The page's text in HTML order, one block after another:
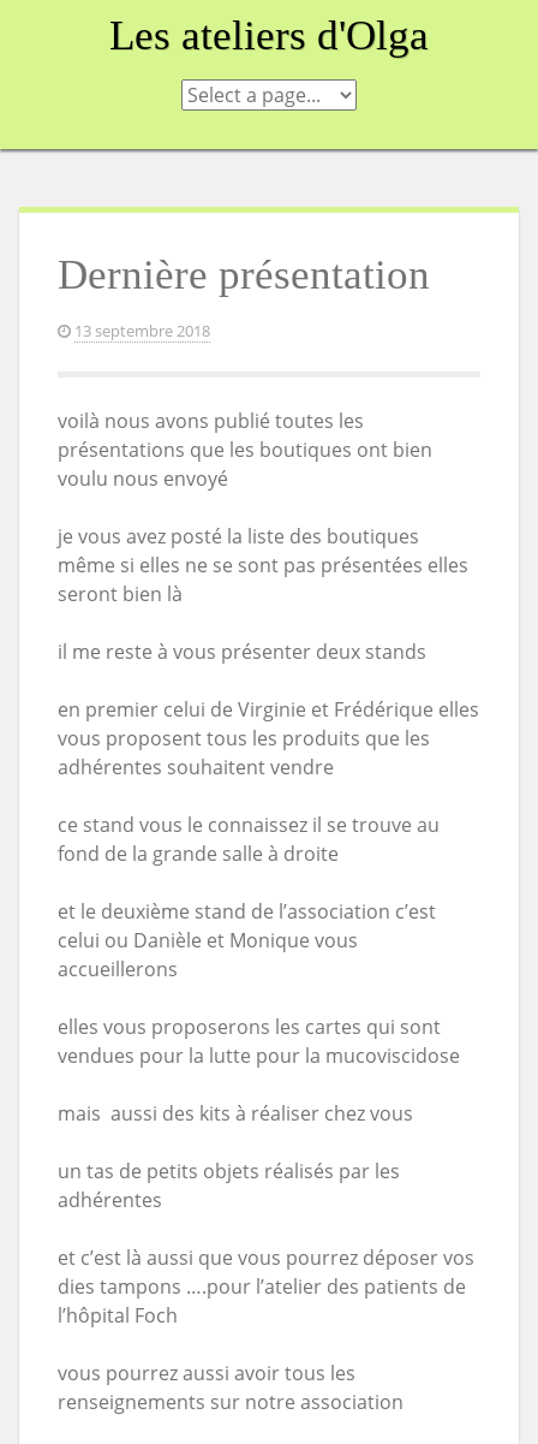
Les ateliers d'Olga
Dernière présentation
13 septembre 2018
voilà nous avons publié toutes les
présentations que les boutiques ont bien
voulu nous envoyé
je vous avez posté la liste des boutiques
même si elles ne se sont pas présentées elles
seront bien là
il me reste à vous présenter deux stands
en premier celui de Virginie et Frédérique elles
vous proposent tous les produits que les
adhérentes souhaitent vendre
ce stand vous le connaissez il se trouve au
fond de la grande salle à droite
et le deuxième stand de l’association c’est
celui ou Danièle et Monique vous
accueillerons
elles vous proposerons les cartes qui sont
vendues pour la lutte pour la mucoviscidose
mais aussi des kits à réaliser chez vous
un tas de petits objets réalisés par les
adhérentes
et c’est là aussi que vous pourrez déposer vos
dies tampons ….pour l’atelier des patients de
l’hôpital Foch
vous pourrez aussi avoir tous les
renseignements sur notre association